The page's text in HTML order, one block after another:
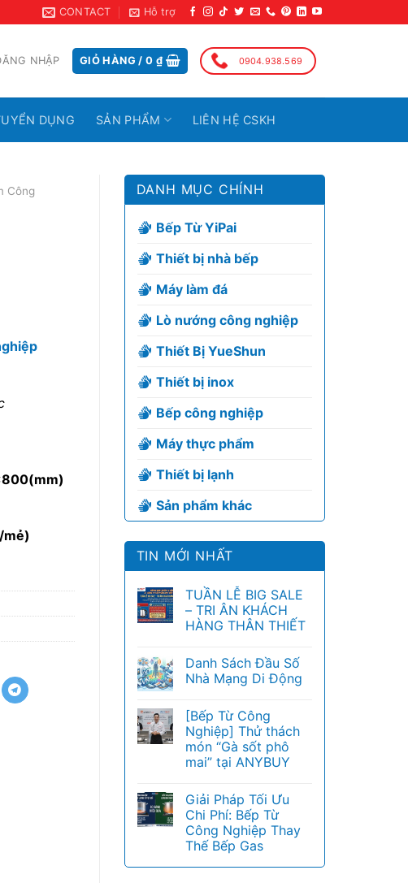
CONTACT Hỗ trợ
NHẬP GIỎ HÀNG /0 ₫ 0904.938.569
DỤNG SẢN PHẨM LIÊN HỆ CSKH
Công
mẻ)
DANH MỤC CHÍNH
Bếp Từ YiPai
Thiết bị nhà bếp
Máy làm đá
Lò nướng công nghiệp
Thiết Bị YueShun
Thiết bị inox
Bếp công nghiệp
Máy thực phẩm
Thiết bị lạnh
Sản phẩm khác
TIN MỚI NHẤT
TUẦN LỄ BIG SALE
– TRI ÂN KHÁCH
HÀNG THÂN THIẾT
Danh Sách Đầu Số
Nhà Mạng Di Động
[Bếp Từ Công
Nghiệp] Thử thách
món “Gà sốt phô
mai” tại ANYBUY
Giải Pháp Tối Ưu
Chi Phí: Bếp Từ
Công Nghiệp Thay
Thế Bếp Gas